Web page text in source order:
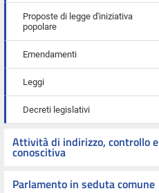
Proposte di legge d'iniziativa
popolare
Emendamenti
Leggi
Decreti legislativi
Attività di indirizzo, controllo e
conoscitiva
Parlamento in seduta comune